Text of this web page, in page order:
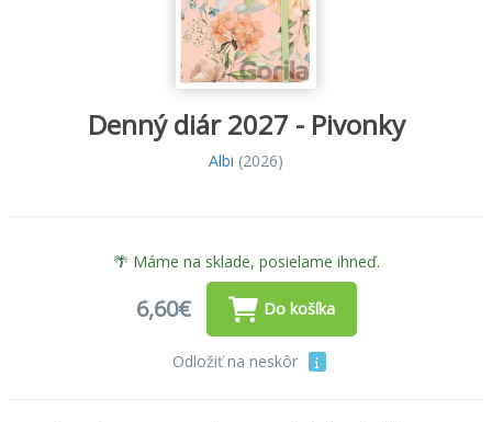
Denný diár 2027 - Pivonky
Albi (2026)
🌴 Máme na sklade, posielame ihneď.
6,60€ Do košíka
Odložiť na neskôr